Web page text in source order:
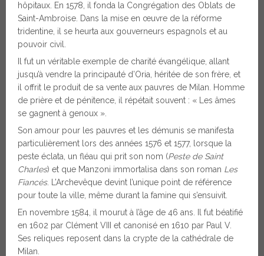
hôpitaux. En 1578, il fonda la Congrégation des Oblats de
Saint-Ambroise. Dans la mise en œuvre de la réforme
tridentine, il se heurta aux gouverneurs espagnols et au
pouvoir civil.
Il fut un véritable exemple de charité évangélique, allant
jusqu’à vendre la principauté d’Oria, héritée de son frère, et
il offrit le produit de sa vente aux pauvres de Milan. Homme
de prière et de pénitence, il répétait souvent : « Les âmes
se gagnent à genoux ».
Son amour pour les pauvres et les démunis se manifesta
particulièrement lors des années 1576 et 1577, lorsque la
peste éclata, un fléau qui prit son nom (Peste de Saint
Charles) et que Manzoni immortalisa dans son roman Les
Fiancés. L’Archevêque devint l’unique point de référence
pour toute la ville, même durant la famine qui s’ensuivit.
En novembre 1584, il mourut à l’âge de 46 ans. Il fut béatifié
en 1602 par Clément VIII et canonisé en 1610 par Paul V.
Ses reliques reposent dans la crypte de la cathédrale de
Milan.